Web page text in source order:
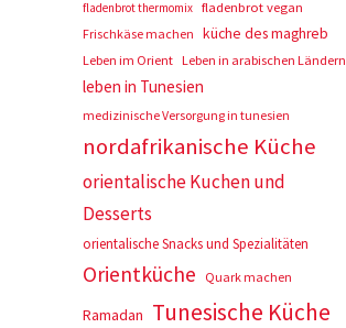
fladenbrot thermomix fladenbrot vegan
Frischkäse machen küche des maghreb
Leben im Orient Leben in arabischen Ländern
leben in Tunesien
medizinische Versorgung in tunesien
nordafrikanische Küche
orientalische Kuchen und
Desserts
orientalische Snacks und Spezialitäten
Orientküche Quark machen
Ramadan Tunesische Küche